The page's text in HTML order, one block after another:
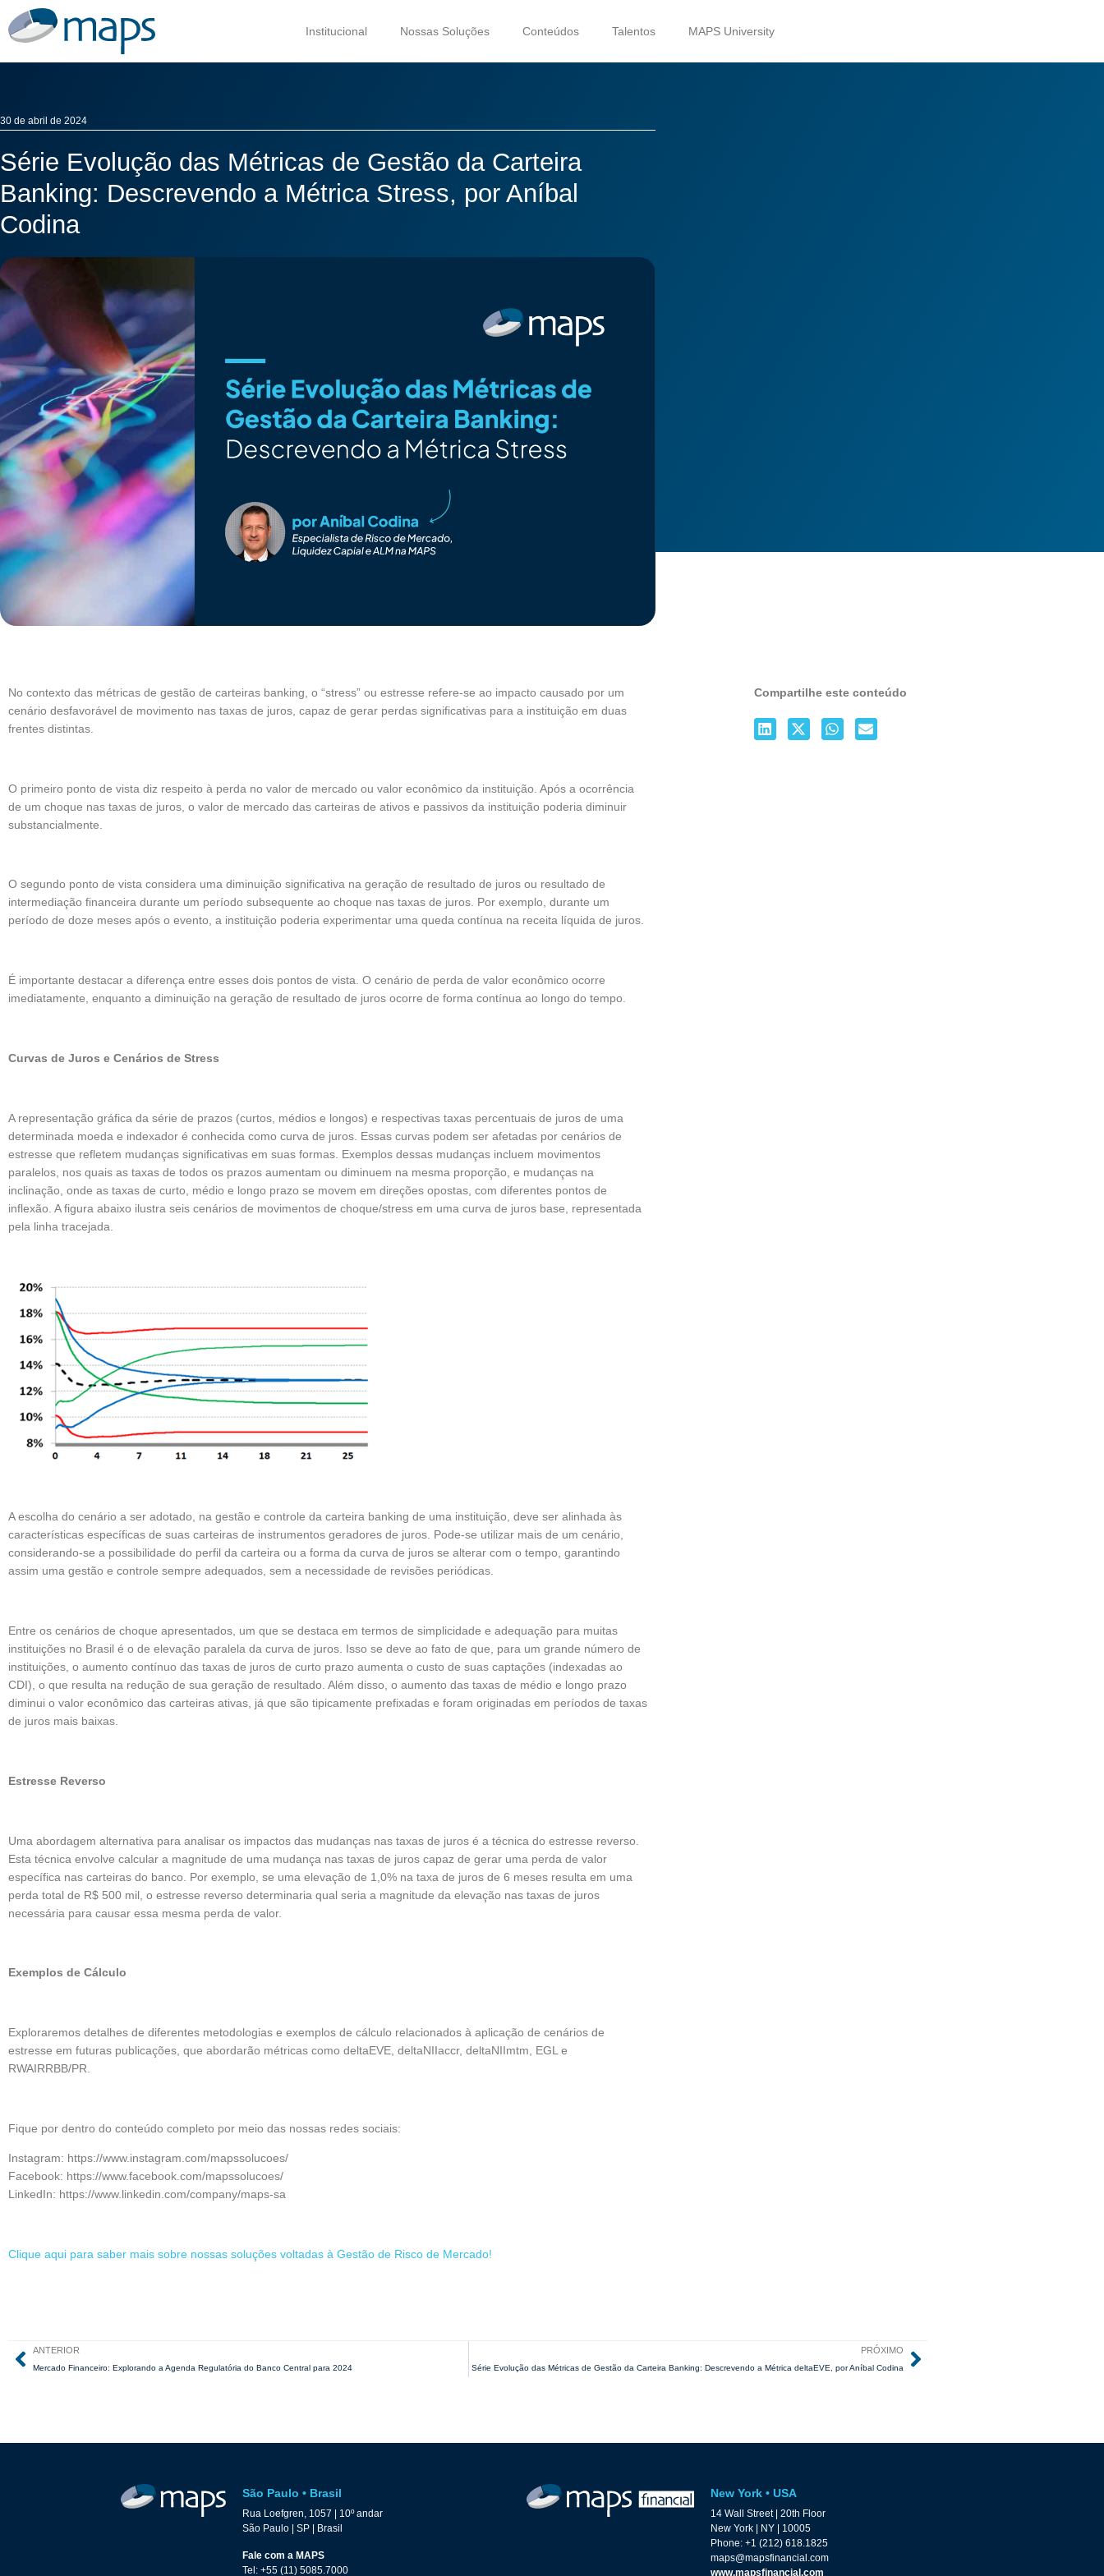
Institucional Nossas Soluções Conteúdos Talentos MAPS University
30 de abril de 2024
Série Evolução das Métricas de Gestão da Carteira
Banking: Descrevendo a Métrica Stress, por Aníbal
Codina
No contexto das métricas de gestão de carteiras banking, o “stress” ou estresse refere-se ao impacto causado por um
cenário desfavorável de movimento nas taxas de juros, capaz de gerar perdas significativas para a instituição em duas
frentes distintas.
O primeiro ponto de vista diz respeito à perda no valor de mercado ou valor econômico da instituição. Após a ocorrência
de um choque nas taxas de juros, o valor de mercado das carteiras de ativos e passivos da instituição poderia diminuir
substancialmente.
O segundo ponto de vista considera uma diminuição significativa na geração de resultado de juros ou resultado de
intermediação financeira durante um período subsequente ao choque nas taxas de juros. Por exemplo, durante um
período de doze meses após o evento, a instituição poderia experimentar uma queda contínua na receita líquida de juros.
É importante destacar a diferença entre esses dois pontos de vista. O cenário de perda de valor econômico ocorre
imediatamente, enquanto a diminuição na geração de resultado de juros ocorre de forma contínua ao longo do tempo.
Curvas de Juros e Cenários de Stress
A representação gráfica da série de prazos (curtos, médios e longos) e respectivas taxas percentuais de juros de uma
determinada moeda e indexador é conhecida como curva de juros. Essas curvas podem ser afetadas por cenários de
estresse que refletem mudanças significativas em suas formas. Exemplos dessas mudanças incluem movimentos
paralelos, nos quais as taxas de todos os prazos aumentam ou diminuem na mesma proporção, e mudanças na
inclinação, onde as taxas de curto, médio e longo prazo se movem em direções opostas, com diferentes pontos de
inflexão. A figura abaixo ilustra seis cenários de movimentos de choque/stress em uma curva de juros base, representada
pela linha tracejada.
A escolha do cenário a ser adotado, na gestão e controle da carteira banking de uma instituição, deve ser alinhada às
características específicas de suas carteiras de instrumentos geradores de juros. Pode-se utilizar mais de um cenário,
considerando-se a possibilidade do perfil da carteira ou a forma da curva de juros se alterar com o tempo, garantindo
assim uma gestão e controle sempre adequados, sem a necessidade de revisões periódicas.
Entre os cenários de choque apresentados, um que se destaca em termos de simplicidade e adequação para muitas
instituições no Brasil é o de elevação paralela da curva de juros. Isso se deve ao fato de que, para um grande número de
instituições, o aumento contínuo das taxas de juros de curto prazo aumenta o custo de suas captações (indexadas ao
CDI), o que resulta na redução de sua geração de resultado. Além disso, o aumento das taxas de médio e longo prazo
diminui o valor econômico das carteiras ativas, já que são tipicamente prefixadas e foram originadas em períodos de taxas
de juros mais baixas.
Estresse Reverso
Uma abordagem alternativa para analisar os impactos das mudanças nas taxas de juros é a técnica do estresse reverso.
Esta técnica envolve calcular a magnitude de uma mudança nas taxas de juros capaz de gerar uma perda de valor
específica nas carteiras do banco. Por exemplo, se uma elevação de 1,0% na taxa de juros de 6 meses resulta em uma
perda total de R$ 500 mil, o estresse reverso determinaria qual seria a magnitude da elevação nas taxas de juros
necessária para causar essa mesma perda de valor.
Exemplos de Cálculo
Exploraremos detalhes de diferentes metodologias e exemplos de cálculo relacionados à aplicação de cenários de
estresse em futuras publicações, que abordarão métricas como deltaEVE, deltaNIIaccr, deltaNIImtm, EGL e
RWAIRRBB/PR.
Fique por dentro do conteúdo completo por meio das nossas redes sociais:
Instagram: https://www.instagram.com/mapssolucoes/
Facebook: https://www.facebook.com/mapssolucoes/
LinkedIn: https://www.linkedin.com/company/maps-sa
Clique aqui para saber mais sobre nossas soluções voltadas à Gestão de Risco de Mercado!
Compartilhe este conteúdo
ANTERIOR
Mercado Financeiro: Explorando a Agenda Regulatória do Banco Central para 2024
PRÓXIMO
Série Evolução das Métricas de Gestão da Carteira Banking: Descrevendo a Métrica deltaEVE, por Aníbal Codina
São Paulo • Brasil
Rua Loefgren, 1057 | 10º andar
São Paulo | SP | Brasil
Fale com a MAPS
Tel: +55 (11) 5085.7000
New York • USA
14 Wall Street | 20th Floor
New York | NY | 10005
Phone: +1 (212) 618.1825
maps@mapsfinancial.com
www.mapsfinancial.com